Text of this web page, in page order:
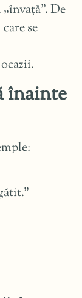
De
se
înainte